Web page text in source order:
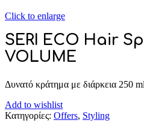
Click to enlarge
SERI ECO Hair
VOLUME
Δυνατό κράτημα με διάρκεια 250 ml
Add to wishlist
Κατηγορίες: Offers, Styling